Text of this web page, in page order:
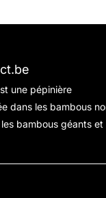
une pépinière
dans les bambous
bambous géants et